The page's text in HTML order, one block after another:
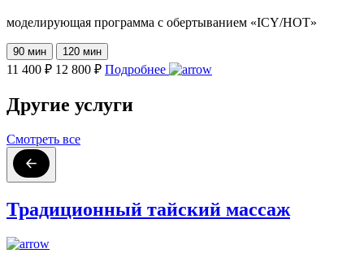
моделирующая программа с обертыванием «ICY/HOT»
90 мин 120 мин
11 400 ₽ 12 800 ₽ Подробнее
Другие услуги
Смотреть все
Традиционный тайский массаж